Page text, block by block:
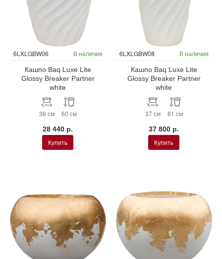
6LXLGBW06 В наличии
Кашпо Baq Luxe Lite
Glossy Breaker Partner
white
36 см 60 см
28 440 р.
Купить
6LXLGBW08 В наличии
Кашпо Baq Luxe Lite
Glossy Breaker Partner
white
37 см 81 см
37 800 р.
Купить